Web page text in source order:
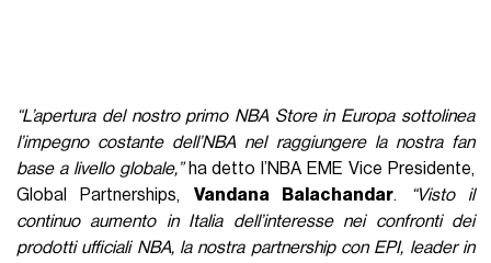
“L’apertura del nostro primo NBA Store in Europa sottolinea
l’impegno costante dell’NBA nel raggiungere la nostra fan
base a livello globale,”ha detto l’NBA EME Vice Presidente,
Global Partnerships, Vandana Balachandar.
“Visto il
continuo aumento in Italia dell’interesse nei confronti dei
prodotti ufficiali NBA, la nostra partnership con EPI, leader in